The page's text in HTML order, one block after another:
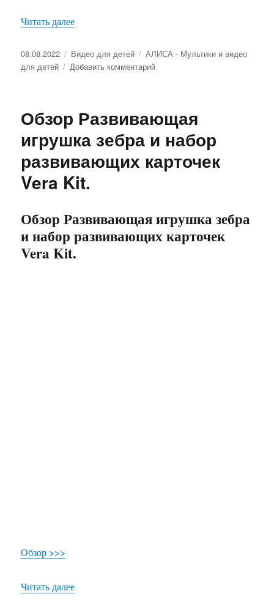
Читать далее
Опубликовано
08.08.2022 Рубрики
Видео для детей Метки
АЛИСА - Мультики и видео
для детей
Добавить комментарий
создания
мыльных
пузырей
купить
где?
и
как
заказать.
Обзор Развивающая
игрушка зебра и набор
развивающих карточек
Vera Kit.
Обзор Развивающая игрушка зебра
и набор развивающих карточек
Vera Kit.
Обзор >>>
Читать далее